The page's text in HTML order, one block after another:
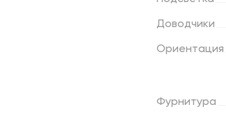
Доводчики
Ориентация
Фурнитура